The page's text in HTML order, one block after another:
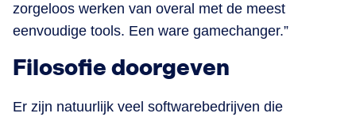
zorgeloos werken van overal met de meest
eenvoudige tools. Een ware gamechanger.”
Filosofie doorgeven
Er zijn natuurlijk veel softwarebedrijven die